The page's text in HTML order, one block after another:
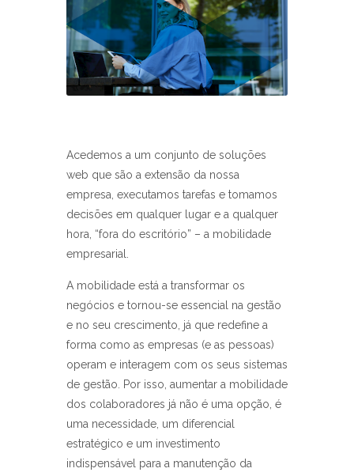
Acedemos a um conjunto de soluções
web que são a extensão da nossa
empresa, executamos tarefas e tomamos
decisões em qualquer lugar e a qualquer
hora, “fora do escritório” – a mobilidade
empresarial.
A mobilidade está a transformar os
negócios e tornou-se essencial na gestão
e no seu crescimento, já que redefine a
forma como as empresas (e as pessoas)
operam e interagem com os seus sistemas
de gestão. Por isso, aumentar a mobilidade
dos colaboradores já não é uma opção, é
uma necessidade, um diferencial
estratégico e um investimento
indispensável para a manutenção da